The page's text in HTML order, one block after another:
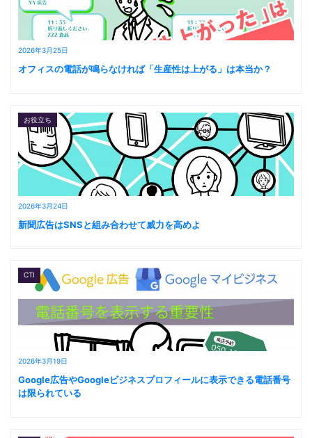
2026年3月25日
オフィスの電話が鳴らなければ「生産性は上がる」は本当か？
2026年3月24日
お役立ち
新聞広告はSNSと組み合わせて威力を高めよ
2026年3月19日
CTI
Google広告やGoogleビジネスプロフィールに表示できる電話番号
は限られている